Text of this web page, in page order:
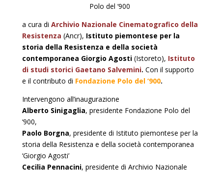
Polo del ‘900
a cura di Archivio Nazionale Cinematografico della
Resistenza (Ancr), Istituto piemontese per la
storia della Resistenza e della società
contemporanea Giorgio Agosti(Istoreto), Istituto
di studi storici Gaetano Salvemini. Con il supporto
e il contributo di Fondazione Polo del ‘900.
Intervengono all’inaugurazione
Alberto Sinigaglia, presidente Fondazione Polo del
‘900,
Paolo Borgna, presidente di Istituto piemontese per la
storia della Resistenza e della società contemporanea
‘Giorgio Agosti’
Cecilia Pennacini, presidente di Archivio Nazionale